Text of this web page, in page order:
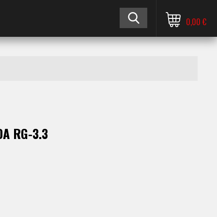
0,00 €
RG-3.3